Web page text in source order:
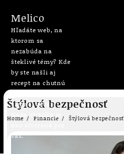
Skip
content
Melico
Hľadáte web, na
ktorom sa
nezabúda na
šteklivé témy? Kde
by ste našli aj
recept na chutnú
slepačí vývar?
Naša stránka je
vás.
Štýlová bezpečnosť
Home Financie Štýlová bezpečnosť